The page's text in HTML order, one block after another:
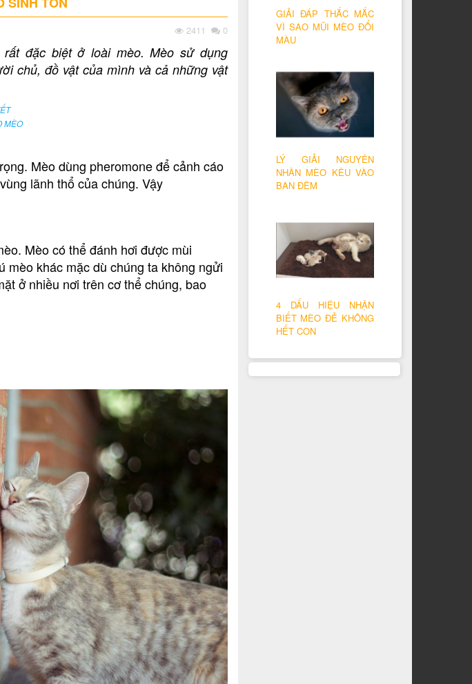
2411 0
đặc biệt ở loài mèo. Mèo sử dụng
chủ, đồ vật của mình và cả những vật
MÈO
Mèo dùng pheromone để cảnh cáo
lãnh thổ của chúng. Vậy
Mèo có thể đánh hơi được mùi
mèo khác mặc dù chúng ta không ngửi
ở nhiều nơi trên cơ thể chúng, bao
GIẢI ĐÁP THẮC MẮC
VÌ SAO MŨI MÈO ĐỔI
MÀU
LÝ GIẢI NGUYÊN
NHÂN MÈO KÊU VÀO
BAN ĐÊM
4 DẤU HIỆU NHẬN
BIẾT MÈO ĐẺ KHÔNG
HẾT CON